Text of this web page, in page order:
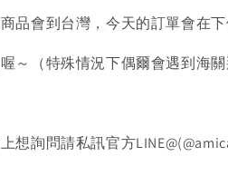
品會到台灣，今天的訂單會在
～（特殊情況下偶爾會遇到海
想詢問請私訊官方